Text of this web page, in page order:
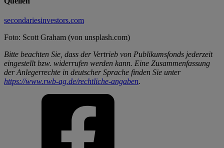
secondariesinvestors.com
Foto: Scott Graham (von unsplash.com)
Bitte beachten Sie, dass der Vertrieb von Publikumsfonds jederzeit
eingestellt bzw. widerrufen werden kann. Eine Zusammenfassung
der Anlegerrechte in deutscher Sprache finden Sie unter
https://www.rwb-ag.de/rechtliche-angaben.